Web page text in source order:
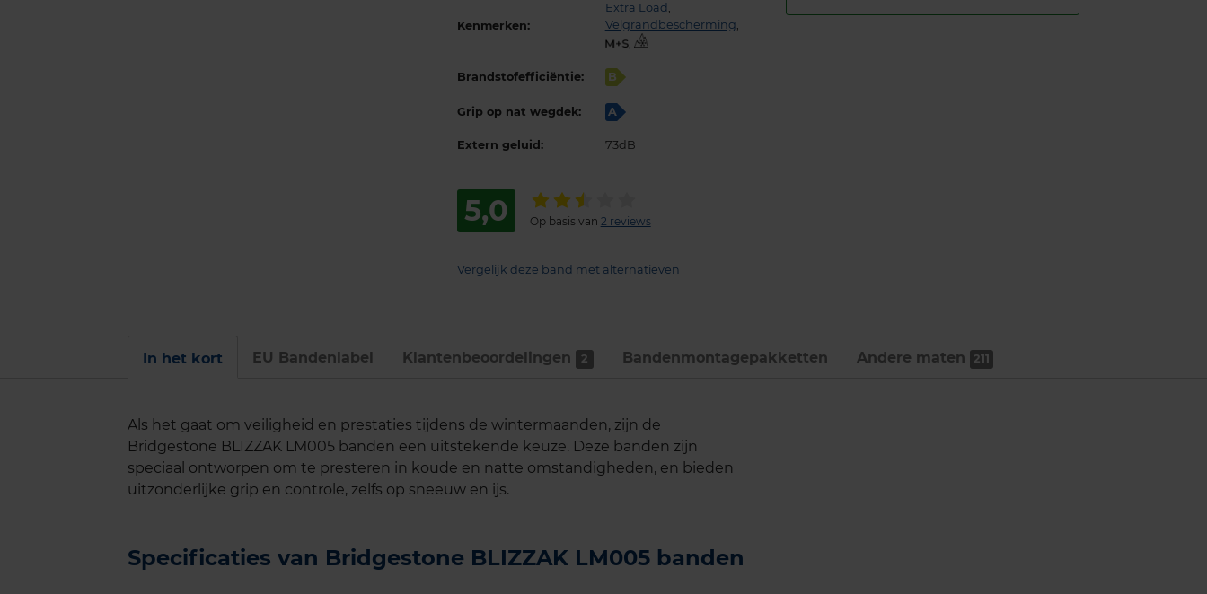
Kenmerken:
Extra Load ,
Velgrandbescherming,
,
Brandstofefficiëntie: B
Grip op nat wegdek: A
Extern geluid: 73dB
5,0 Op basis van 2 reviews
Vergelijk deze band met alternatieven
In het kort EU Bandenlabel Klantenbeoordelingen 2 Bandenmontage­pakketten Andere maten 211
Als het gaat om veiligheid en prestaties tijdens de wintermaanden, zijn de
Bridgestone BLIZZAK LM005 banden een uitstekende keuze. Deze banden zijn
speciaal ontworpen om te presteren in koude en natte omstandigheden, en bieden
uitzonderlijke grip en controle, zelfs op sneeuw en ijs.
Specificaties van Bridgestone BLIZZAK LM005 banden